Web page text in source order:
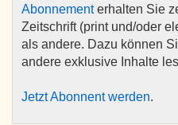
Abonnementerhalten Sie
Zeitschrift (print und/oder
als andere. Dazu können
andere exklusive Inhalte
Jetzt Abonnent werden.